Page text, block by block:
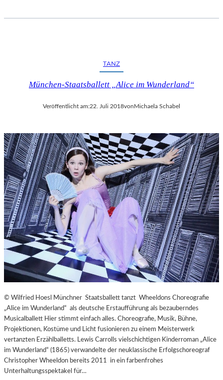
TANZ
München-Staatsballett „Alice im Wunderland“
Veröffentlicht am:22. Juli 2018vonMichaela Schabel
© Wilfried Hoesl Münchner Staatsballett tanzt Wheeldons Choreografie
„Alice im Wunderland“ als deutsche Erstaufführung als bezauberndes
Musicalballett Hier stimmt einfach alles. Choreografie, Musik, Bühne,
Projektionen, Kostüme und Licht fusionieren zu einem Meisterwerk
vertanzten Erzählballetts. Lewis Carrolls vielschichtigen Kinderroman „Alice
im Wunderland“ (1865) verwandelte der neuklassische Erfolgschoreograf
Christopher Wheeldon bereits 2011 in ein farbenfrohes
Unterhaltungsspektakel für…